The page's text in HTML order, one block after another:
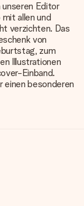
unseren Editor
allen und
verzichten. Das
von
zum
Illustrationen
Einband.
besonderen